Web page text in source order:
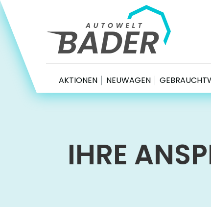
Autowelt Bader
AKTIONEN NEUWAGEN
IHRE